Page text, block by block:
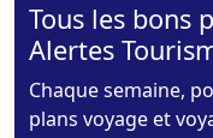
Tous les bons
Alertes
Chaque semaine,
plans voyage et